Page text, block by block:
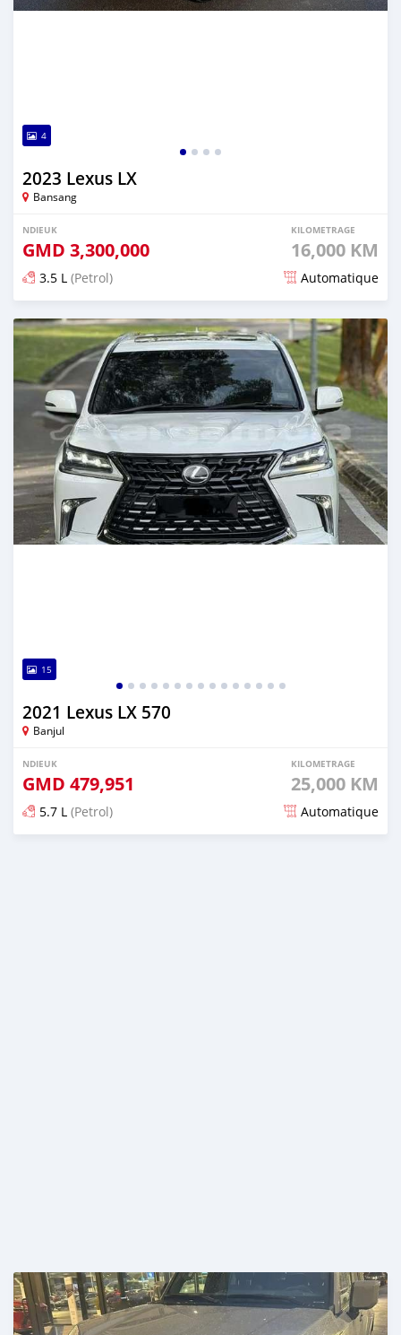
4
2023 Lexus LX
Bansang
NDIEUK
GMD 3,300,000
KILOMETRAGE
16,000 KM
3.5 L (Petrol) Automatique
Dougal na niou ko depuis 3 months
15
2021 Lexus LX 570
Banjul
NDIEUK
GMD 479,951
KILOMETRAGE
25,000 KM
5.7 L (Petrol) Automatique